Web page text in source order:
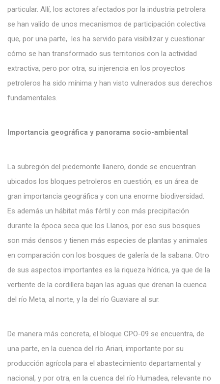
particular. Allí, los actores afectados por la industria petrolera
se han valido de unos mecanismos de participación colectiva
que, por una parte, les ha servido para visibilizar y cuestionar
cómo se han transformado sus territorios con la actividad
extractiva, pero por otra, su injerencia en los proyectos
petroleros ha sido mínima y han visto vulnerados sus derechos
fundamentales.
Importancia geográfica y panorama socio-ambiental
La subregión del piedemonte llanero, donde se encuentran
ubicados los bloques petroleros en cuestión, es un área de
gran importancia geográfica y con una enorme biodiversidad.
Es además un hábitat más fértil y con más precipitación
durante la época seca que los Llanos, por eso sus bosques
son más densos y tienen más especies de plantas y animales
en comparación con los bosques de galería de la sabana. Otro
de sus aspectos importantes es la riqueza hídrica, ya que de la
vertiente de la cordillera bajan las aguas que drenan la cuenca
del río Meta, al norte, y la del río Guaviare al sur.
De manera más concreta, el bloque CPO-09 se encuentra, de
una parte, en la cuenca del río Ariari, importante por su
producción agrícola para el abastecimiento departamental y
nacional, y por otra, en la cuenca del río Humadea, relevante no